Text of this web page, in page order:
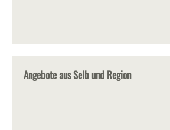
Angebote aus Selb und Region